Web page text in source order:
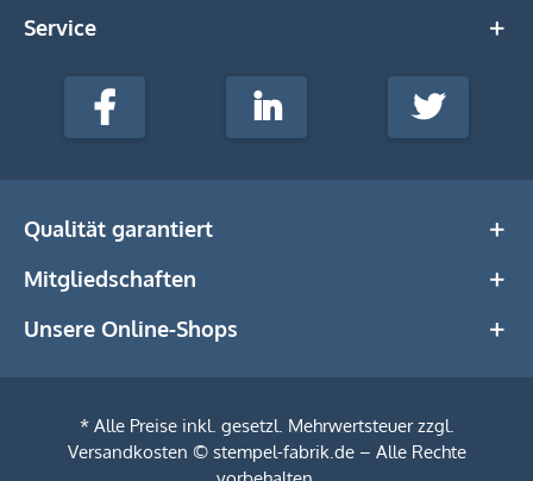
Service
stempel-
Media
Facebook LinkedIn Twitter
Qualität garantiert
Mitgliedschaften
Unsere Online-Shops
* Alle Preise inkl. gesetzl. Mehrwertsteuer zzgl.
Versandkosten © stempel-fabrik.de – Alle Rechte